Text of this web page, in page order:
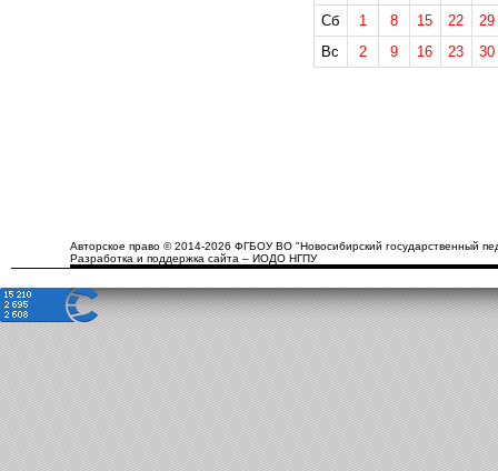
Сб
1 8 15 22
29
Вс
2 9 16 23 30
Авторское право © 2014-2026 ФГБОУ ВО "Новосибирский государственный
Разработка и поддержка сайта – ИОДО НГПУ